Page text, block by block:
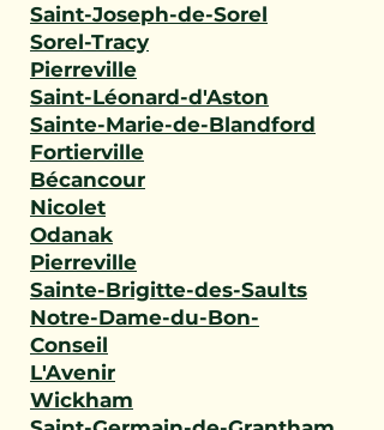
Saint-Joseph-de-Sorel
Sorel-Tracy
Pierreville
Saint-Léonard-d'Aston
Sainte-Marie-de-Blandford
Fortierville
Bécancour
Nicolet
Odanak
Pierreville
Sainte-Brigitte-des-Saults
Notre-Dame-du-Bon-
Conseil
L'Avenir
Wickham